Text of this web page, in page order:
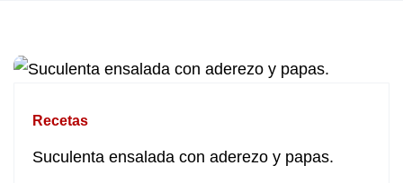
Recetas
Suculenta ensalada con aderezo y papas.